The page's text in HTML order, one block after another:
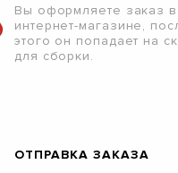
Вы оформляете заказ в
интернет-магазине,
этого он попадает на
для сборки.
ОТПРАВКА ЗАКАЗА